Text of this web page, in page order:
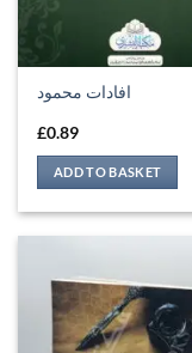
افادات محمود
£0.89
ADD TO BASKET